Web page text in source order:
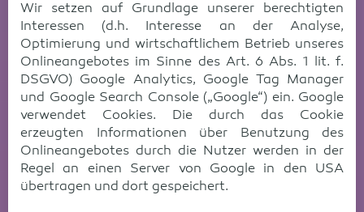
Wir setzen auf Grundlage unserer berechtigten
Interessen (d.h. Interesse an der Analyse,
Optimierung und wirtschaftlichem Betrieb unseres
Onlineangebotes im Sinne des Art. 6 Abs. 1 lit. f.
DSGVO) Google Analytics, Google Tag Manager
und Google Search Console („Google“) ein. Google
verwendet Cookies. Die durch das Cookie
erzeugten Informationen über Benutzung des
Onlineangebotes durch die Nutzer werden in der
Regel an einen Server von Google in den USA
übertragen und dort gespeichert.